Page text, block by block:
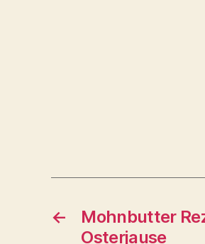
←
Mohnbutter
Osterjause